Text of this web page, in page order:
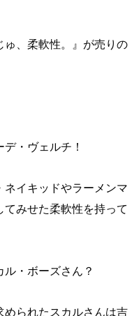
ゅ、柔軟性。』が売りの
・ヴェルチ！
ネイキッドやラーメンマ
みせた柔軟性を持って
ル・ボーズさん？
められたスカルさんは吉